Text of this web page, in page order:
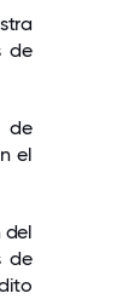
de
de
el
del
de